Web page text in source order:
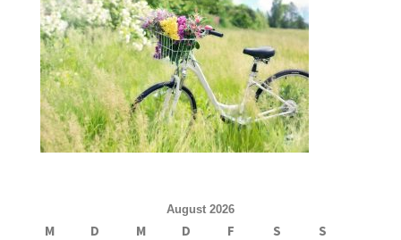
August 2026
M D M D F S
S